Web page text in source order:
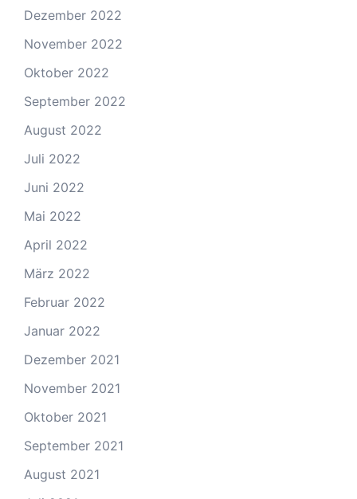
Dezember 2022
November 2022
Oktober 2022
September 2022
August 2022
Juli 2022
Juni 2022
Mai 2022
April 2022
März 2022
Februar 2022
Januar 2022
Dezember 2021
November 2021
Oktober 2021
September 2021
August 2021